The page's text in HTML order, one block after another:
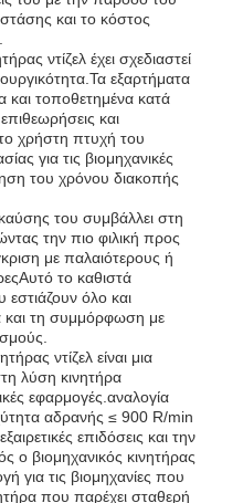
και το κόστος
ντίζελ έχει σχεδιαστεί
εξαρτήματα
και τοποθετημένα κατά
και
χρήστη πτυχή του
για τις βιομηχανικές
του χρόνου διακοπής
του συμβάλλει στη
την πιο φιλική προς
με παλαιότερους ή
το καθιστά
εστιάζουν όλο και
και τη συμμόρφωση με
ντίζελ είναι μια
λύση κινητήρα
εφαρμογές.αναλογία
αδρανής ≤ 900 R/min
επιδόσεις και την
ο βιομηχανικός κινητήρας
για τις βιομηχανίες που
που παρέχει σταθερή